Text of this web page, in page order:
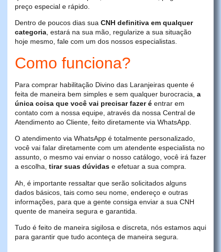
preço especial e rápido.
Dentro de poucos dias sua CNH definitiva em qualquer
categoria, estará na sua mão, regularize a sua situação
hoje mesmo, fale com um dos nossos especialistas.
Como funciona?
Para comprar habilitação Divino das Laranjeiras quente é
feita de maneira bem simples e sem qualquer burocracia, a
única coisa que você vai precisar fazer é entrar em
contato com a nossa equipe, através da nossa Central de
Atendimento ao Cliente, feito diretamente via WhatsApp.
O atendimento via WhatsApp é totalmente personalizado,
você vai falar diretamente com um atendente especialista no
assunto, o mesmo vai enviar o nosso catálogo, você irá fazer
a escolha, tirar suas dúvidas e efetuar a sua compra.
Ah, é importante ressaltar que serão solicitados alguns
dados básicos, tais como seu nome, endereço e outras
informações, para que a gente consiga enviar a sua CNH
quente de maneira segura e garantida.
Tudo é feito de maneira sigilosa e discreta, nós estamos aqui
para garantir que tudo aconteça de maneira segura.